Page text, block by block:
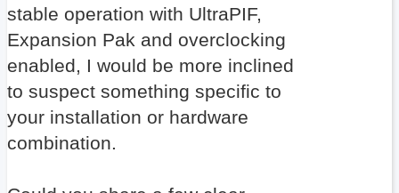
stable operation with UltraPIF,
Expansion Pak and overclocking
enabled, I would be more inclined
to suspect something specific to
your installation or hardware
combination.